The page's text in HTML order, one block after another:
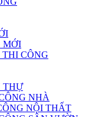
MỚI
CÔNG
THỰ
NHÀ
NỘI THẤT